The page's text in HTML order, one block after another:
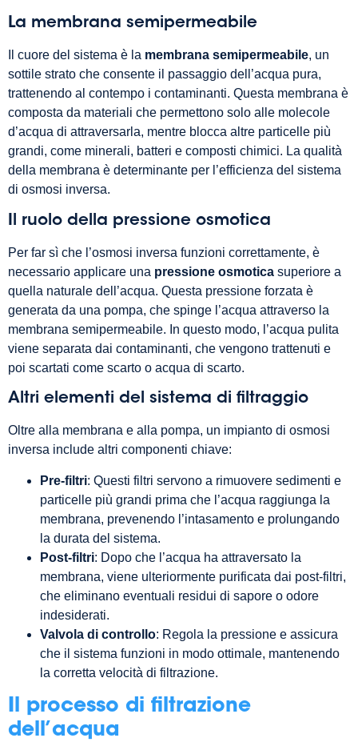
La membrana semipermeabile
Il cuore del sistema è la membrana semipermeabile, un
sottile strato che consente il passaggio dell’acqua pura,
trattenendo al contempo i contaminanti. Questa membrana è
composta da materiali che permettono solo alle molecole
d’acqua di attraversarla, mentre blocca altre particelle più
grandi, come minerali, batteri e composti chimici. La qualità
della membrana è determinante per l’efficienza del sistema
di osmosi inversa.
Il ruolo della pressione osmotica
Per far sì che l’osmosi inversa funzioni correttamente, è
necessario applicare una pressione osmotica superiore a
quella naturale dell’acqua. Questa pressione forzata è
generata da una pompa, che spinge l’acqua attraverso la
membrana semipermeabile. In questo modo, l’acqua pulita
viene separata dai contaminanti, che vengono trattenuti e
poi scartati come scarto o acqua di scarto.
Altri elementi del sistema di filtraggio
Oltre alla membrana e alla pompa, un impianto di osmosi
inversa include altri componenti chiave:
Pre-filtri: Questi filtri servono a rimuovere sedimenti e
particelle più grandi prima che l’acqua raggiunga la
membrana, prevenendo l’intasamento e prolungando
la durata del sistema.
Post-filtri: Dopo che l’acqua ha attraversato la
membrana, viene ulteriormente purificata dai post-filtri,
che eliminano eventuali residui di sapore o odore
indesiderati.
Valvola di controllo: Regola la pressione e assicura
che il sistema funzioni in modo ottimale, mantenendo
la corretta velocità di filtrazione.
Il processo di filtrazione
dell’acqua